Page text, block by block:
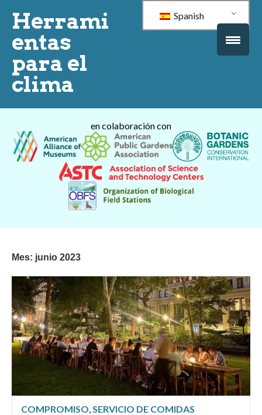
Herrami
entas
para el
clima
Spanish
en colaboración con
Mes: junio 2023
COMPROMISO,SERVICIO DE COMIDAS